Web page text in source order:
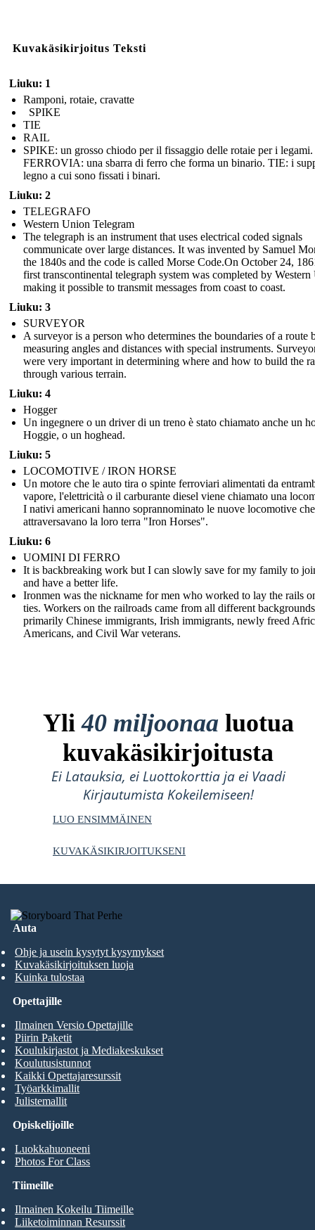
Kuvakäsikirjoitus Teksti
Liuku: 1
Ramponi, rotaie, cravatte
SPIKE
TIE
RAIL
SPIKE: un grosso chiodo per il fissaggio delle rotaie per i legami.
FERROVIA: una sbarra di ferro che forma un binario. TIE: i
legno a cui sono fissati i binari.
Liuku: 2
TELEGRAFO
Western Union Telegram
The telegraph is an instrument that uses electrical coded signals
communicate over large distances. It was invented by Samuel
the 1840s and the code is called Morse Code.On October 24,
first transcontinental telegraph system was completed by
making it possible to transmit messages from coast to coast.
Liuku: 3
SURVEYOR
A surveyor is a person who determines the boundaries of a route
measuring angles and distances with special instruments.
were very important in determining where and how to build the
through various terrain.
Liuku: 4
Hogger
Un ingegnere o un driver di un treno è stato chiamato anche un
Hoggie, o un hoghead.
Liuku: 5
LOCOMOTIVE / IRON HORSE
Un motore che le auto tira o spinte ferroviari alimentati da
vapore, l'elettricità o il carburante diesel viene chiamato una
I nativi americani hanno soprannominato le nuove locomotive che
attraversavano la loro terra "Iron Horses".
Liuku: 6
UOMINI DI FERRO
It is backbreaking work but I can slowly save for my family to
and have a better life.
Ironmen was the nickname for men who worked to lay the rails
ties. Workers on the railroads came from all different
primarily Chinese immigrants, Irish immigrants, newly freed
Americans, and Civil War veterans.
Yli40 miljoonaa luotua
kuvakäsikirjoitusta
Ei Latauksia, ei Luottokorttia ja ei Vaadi
Kirjautumista Kokeilemiseen!
LUO ENSIMMÄINEN
KUVAKÄSIKIRJOITUKSENI
Auta
Ohje ja usein kysytyt kysymykset
Kuvakäsikirjoituksen luoja
Kuinka tulostaa
Opiskelijoille
Luokkahuoneeni
Photos For Class
Opettajille
Ilmainen Versio Opettajille
Piirin Paketit
Koulukirjastot ja Mediakeskukset
Koulutusistunnot
Kaikki Opettajaresurssit
Työarkkimallit
Julistemallit
Tiimeille
Ilmainen Kokeilu Tiimeille
Liiketoiminnan Resurssit